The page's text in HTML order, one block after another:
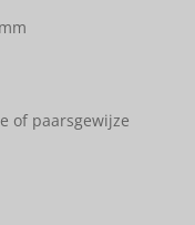
of paarsgewijze